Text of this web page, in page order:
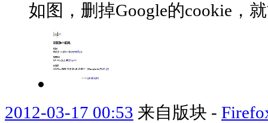
如图，删掉Google的cookie，
2012-03-17 00:53 来自版块 -